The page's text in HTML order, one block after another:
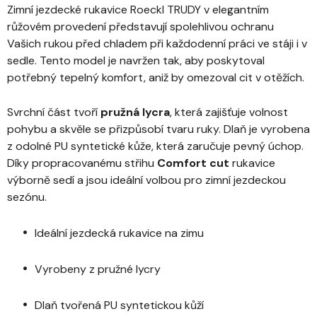
Zimní jezdecké rukavice Roeckl TRUDY v elegantním
růžovém provedení představují spolehlivou ochranu
Vašich rukou před chladem při každodenní práci ve stáji i v
sedle. Tento model je navržen tak, aby poskytoval
potřebný tepelný komfort, aniž by omezoval cit v otěžích.
Svrchní část tvoří pružná lycra, která zajišťuje volnost
pohybu a skvěle se přizpůsobí tvaru ruky. Dlaň je vyrobena
z odolné PU syntetické kůže, která zaručuje pevný úchop.
Díky propracovanému střihu Comfort cut rukavice
výborně sedí a jsou ideální volbou pro zimní jezdeckou
sezónu.
Ideální jezdecká rukavice na zimu
Vyrobeny z pružné lycry
Dlaň tvořená PU syntetickou kůží